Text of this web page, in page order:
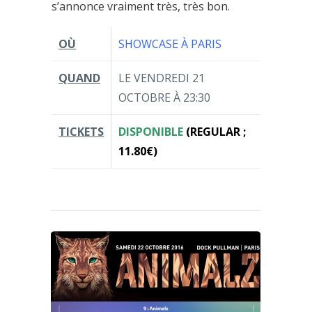
s’annonce vraiment très, très bon.
OÙ SHOWCASE À PARIS
QUAND
LE VENDREDI 21
OCTOBRE À 23:30
TICKETS DISPONIBLE (REGULAR ;
11.80€)